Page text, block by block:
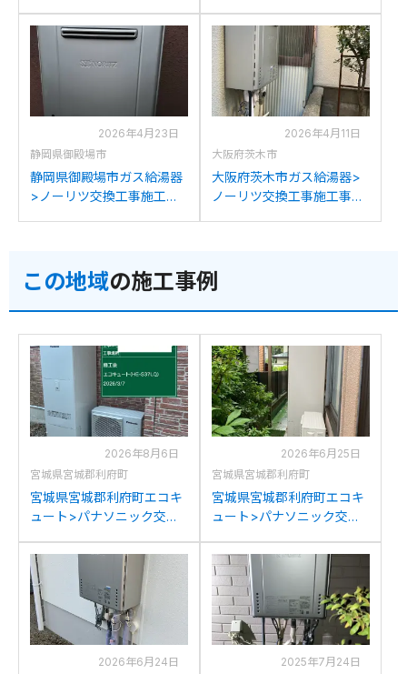
GT-C2032SAWXからノー
リツGT-C2072SAW BLへ
の交換
GT-C2032SAWXからノー
リツGT-C2072SAW BLへ
の交換
2026年4月23日
静岡県御殿場市
静岡県御殿場市ガス給湯器
>ノーリツ交換工事施工事
2026年4月11日
大阪府茨木市
大阪府茨木市ガス給湯器>
ノーリツ交換工事施工事
換
この地域の施工事例
2026年8月6日
宮城県宮城郡利府町
宮城県宮城郡利府町エコキ
ュート>パナソニック交換
クHE-37K3XPからパナソ
ニックHE-S37LQSへの交
換
2026年6月25日
宮城県宮城郡利府町
宮城県宮城郡利府町エコキ
ュート>パナソニック交換
クHE-K46DQからパナソニ
ックHE-S46LQSへの交換
2026年6月24日
2025年7月24日